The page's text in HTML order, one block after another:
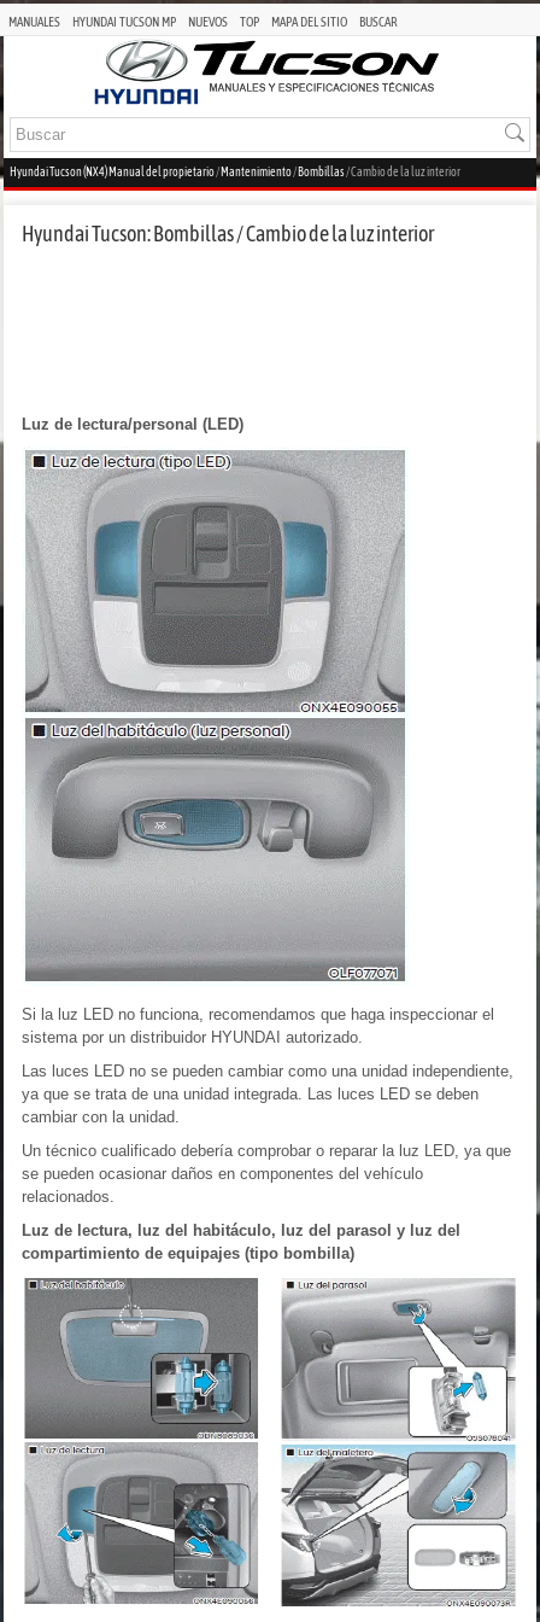
MANUALES HYUNDAI TUCSON MP NUEVOS TOP MAPA DEL SITIO BUSCAR
Hyundai Tucson (NX4) Manual del propietario/Mantenimiento/Bombillas/ Cambio de la luz interior
Hyundai Tucson: Bombillas / Cambio de la luz interior
Luz de lectura/personal (LED)
Si la luz LED no funciona, recomendamos que haga inspeccionar el
sistema por un distribuidor HYUNDAI autorizado.
Las luces LED no se pueden cambiar como una unidad independiente,
ya que se trata de una unidad integrada. Las luces LED se deben
cambiar con la unidad.
Un técnico cualificado debería comprobar o reparar la luz LED, ya que
se pueden ocasionar daños en componentes del vehículo
relacionados.
Luz de lectura, luz del habitáculo, luz del parasol y luz del
compartimiento de equipajes (tipo bombilla)